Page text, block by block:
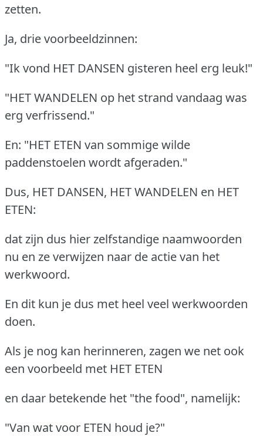
zetten.
Ja, drie voorbeeldzinnen:
"Ik vond HET DANSEN gisteren heel erg leuk!"
"HET WANDELEN op het strand vandaag was
erg verfrissend."
En: "HET ETEN van sommige wilde
paddenstoelen wordt afgeraden."
Dus, HET DANSEN, HET WANDELEN en HET
ETEN:
dat zijn dus hier zelfstandige naamwoorden
nu en ze verwijzen naar de actie van het
werkwoord.
En dit kun je dus met heel veel werkwoorden
doen.
Als je nog kan herinneren, zagen we net ook
een voorbeeld met HET ETEN
en daar betekende het "the food", namelijk:
"Van wat voor ETEN houd je?"